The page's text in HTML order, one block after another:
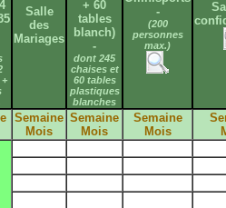
Salle
des
Mariages
+ 60
tables
blanch)
-
dont 245
chaises et
60 tables
plastiques
blanches
-
(200
personnes
max.)
Semaine
Mois
Semaine
Mois
Semaine
Mois